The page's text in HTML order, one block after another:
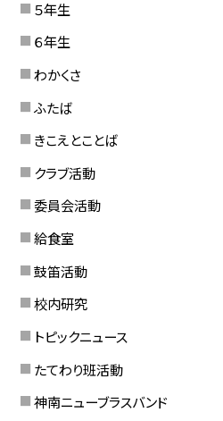
５年生
６年生
わかくさ
ふたば
きこえとことば
クラブ活動
委員会活動
給食室
鼓笛活動
校内研究
トピックニュース
たてわり班活動
神南ニューブラスバンド